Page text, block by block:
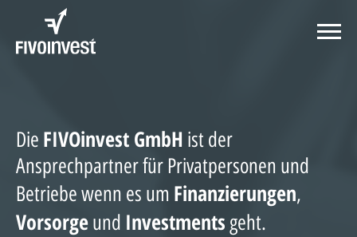
Die FIVOinvest GmbH ist der
Ansprechpartner für Privatpersonen und
Betriebewenn es um Finanzierungen,
Vorsorgeund Investments geht.